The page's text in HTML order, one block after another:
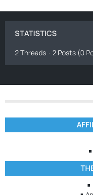
STATISTICS
2 Threads 2 Posts (0